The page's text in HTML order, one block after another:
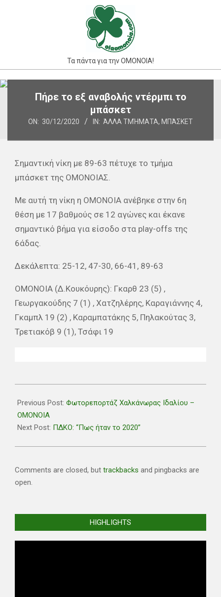
Τα πάντα για την ΟΜΟΝΟΙΑ!
Primary
Πήρε το εξ αναβολής ντέρμπι το
μπάσκετ
ON: 30/12/2020 IN: ΆΛΛΑ ΤΜΉΜΑΤΑ, ΜΠΆΣΚΕΤ
Σημαντική νίκη με 89-63 πέτυχε το τμήμα
μπάσκετ της ΟΜΟΝΟΙΑΣ.
Με αυτή τη νίκη η ΟΜΟΝΟΙΑ ανέβηκε στην 6η
θέση με 17 βαθμούς σε 12 αγώνες και έκανε
σημαντικό βήμα για είσοδο στα play-offs της
6άδας.
Δεκάλεπτα: 25-12, 47-30, 66-41, 89-63
ΟΜΟΝΟΙΑ (Δ.Κουκόυρης): Γκαρθ 23 (5) ,
Γεωργακούδης 7 (1) , Χατζηλέρης, Καραγιάννης 4,
Γκαμπλ 19 (2) , Καραμπατάκης 5, Πηλακούτας 3,
Τρετιακόβ 9 (1), Τσάφι 19
12-
30
Previous Post: Φωτορεπορτάζ Χαλκάνωρας Ιδαλίου –
ΟΜΟΝΟΙΑ
Next Post: ΠΔΚΟ: “Πως ήταν το 2020”
Comments are closed, but trackbacks and pingbacks are
open.
HIGHLIGHTS